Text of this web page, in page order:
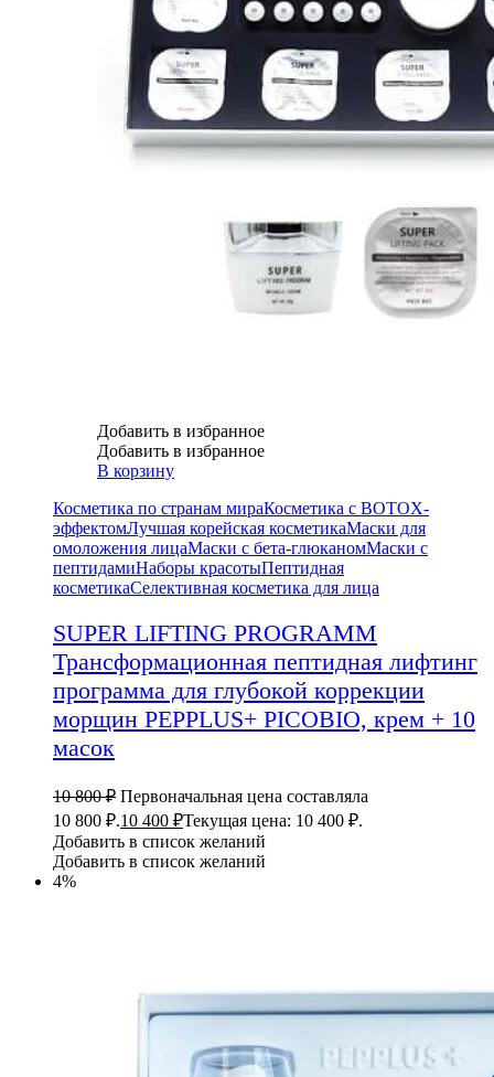
Добавить в избранное
Добавить в избранное
В корзину
Косметика по странам мираКосметика с BOTOX-
эффектомЛучшая корейская косметикаМаски для
омоложения лицаМаски с бета-глюканомМаски с
пептидамиНаборы красотыПептидная
косметикаСелективная косметика для лица
SUPER LIFTING PROGRAMM
Трансформационная пептидная лифтинг
программа для глубокой коррекции
морщин PEPPLUS+ PICOBIO, крем + 10
масок
10 800₽ Первоначальная цена составляла
10 800 ₽.10 400 ₽Текущая цена: 10 400 ₽.
Добавить в список желаний
Добавить в список желаний
4%